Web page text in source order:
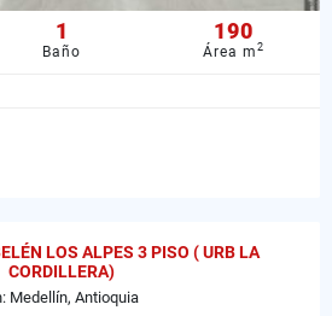
1
Baño
190
Área m2
LOS ALPES 3 PISO ( URB LA
CORDILLERA)
Medellín, Antioquia